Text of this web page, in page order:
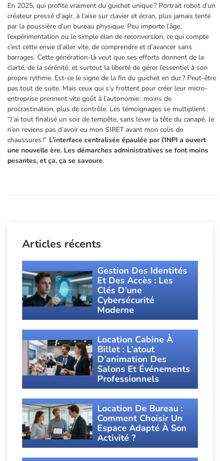
En 2025, qui profite vraiment du guichet unique ? Portrait robot d’un
créateur pressé d’agir, à l’aise sur clavier et écran, plus jamais tenté
par la poussière d’un bureau physique. Peu importe l’âge,
l’expérimentation ou le simple élan de reconversion, ce qui compte
c’est cette envie d’aller vite, de comprendre et d’avancer sans
barrages. Cette génération-là veut que ses efforts donnent de la
clarté, de la sérénité, et surtout la liberté de gérer l’essentiel à son
propre rythme. Est-ce le signe de la fin du guichet en dur ? Peut-être
pas tout de suite. Mais ceux qui s’y frottent pour créer leur micro-
entreprise prennent vite goût à l’autonomie : moins de
procrastination, plus de contrôle. Les témoignages se multiplient :
“J’ai tout finalisé un soir de tempête, sans lever la tête du canapé. Je
n’en reviens pas d’avoir eu mon SIRET avant mon colis de
chaussures !” L’interface centralisée épaulée par l’INPI a ouvert
une nouvelle ère. Les démarches administratives se font moins
pesantes, et ça, ça se savoure.
Articles récents
Gestion Des Identités
Et Des Accès : Les
Clés D’une
Cybersécurité
Moderne
Location Cabine À
Billet : L’atout
D’animation Des
Salons Et Événements
Professionnels
Location De Bureau :
Comment Choisir Un
Espace Adapté À Son
Activité ?